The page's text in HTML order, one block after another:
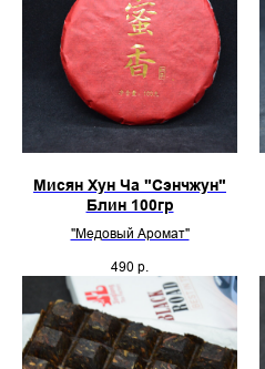
Мисян Хун Ча "Сэнчжун"
Блин 100гр
"Медовый Аромат"
490 р.